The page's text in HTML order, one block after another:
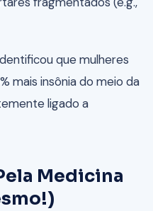
que mulheres
mais insônia do meio da
ligado a
Medicina